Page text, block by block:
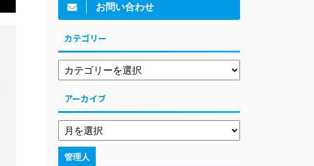
お問い合わせ
カテゴリー
アーカイブ
管理人